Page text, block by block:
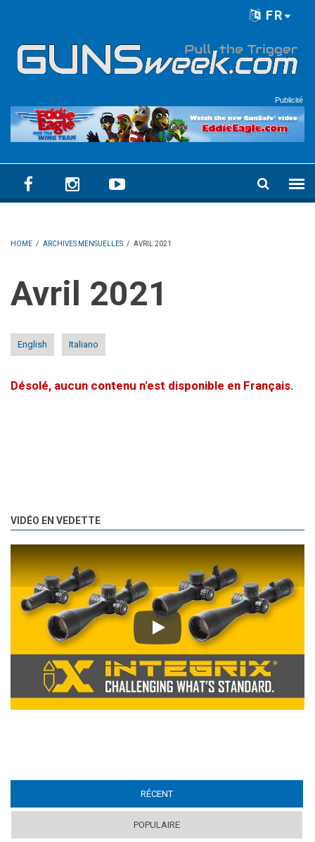
FR
Publicité
HOME / ARCHIVES MENSUELLES / AVRIL 2021
avril 2021
English Italiano
Désolé, aucun contenu n'est disponible en Français.
VIDÉO EN VEDETTE
Play
RÉCENT
POPULAIRE